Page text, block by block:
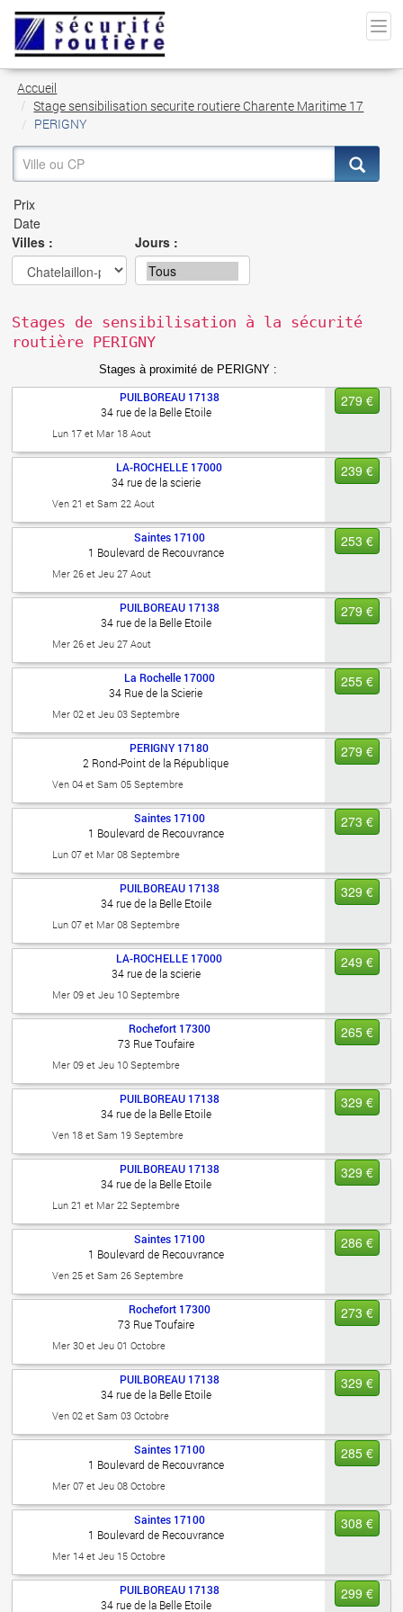
Accueil
Stage sensibilisation securite routiere Charente Maritime 17
PERIGNY
Villes : Jours :
Stages de sensibilisation à la sécurité
routière PERIGNY
Stages à proximité de PERIGNY :
279 €
PUILBOREAU 17138
34 rue de la Belle Etoile
Lun 17 et Mar 18 Aout
239 €
LA-ROCHELLE 17000
34 rue de la scierie
Ven 21 et Sam 22 Aout
253 €
Saintes 17100
1 Boulevard de Recouvrance
Mer 26 et Jeu 27 Aout
279 €
PUILBOREAU 17138
34 rue de la Belle Etoile
Mer 26 et Jeu 27 Aout
255 €
La Rochelle 17000
34 Rue de la Scierie
Mer 02 et Jeu 03 Septembre
279 €
PERIGNY 17180
2 Rond-Point de la République
Ven 04 et Sam 05 Septembre
273 €
Saintes 17100
1 Boulevard de Recouvrance
Lun 07 et Mar 08 Septembre
329 €
PUILBOREAU 17138
34 rue de la Belle Etoile
Lun 07 et Mar 08 Septembre
249 €
LA-ROCHELLE 17000
34 rue de la scierie
Mer 09 et Jeu 10 Septembre
265 €
Rochefort 17300
73 Rue Toufaire
Mer 09 et Jeu 10 Septembre
329 €
PUILBOREAU 17138
34 rue de la Belle Etoile
Ven 18 et Sam 19 Septembre
329 €
PUILBOREAU 17138
34 rue de la Belle Etoile
Lun 21 et Mar 22 Septembre
286 €
Saintes 17100
1 Boulevard de Recouvrance
Ven 25 et Sam 26 Septembre
273 €
Rochefort 17300
73 Rue Toufaire
Mer 30 et Jeu 01 Octobre
329 €
PUILBOREAU 17138
34 rue de la Belle Etoile
Ven 02 et Sam 03 Octobre
285 €
Saintes 17100
1 Boulevard de Recouvrance
Mer 07 et Jeu 08 Octobre
308 €
Saintes 17100
1 Boulevard de Recouvrance
Mer 14 et Jeu 15 Octobre
299 €
PUILBOREAU 17138
34 rue de la Belle Etoile